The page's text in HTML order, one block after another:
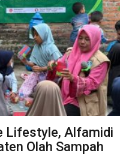
Lifestyle, Alfamidi
Olah Sampah